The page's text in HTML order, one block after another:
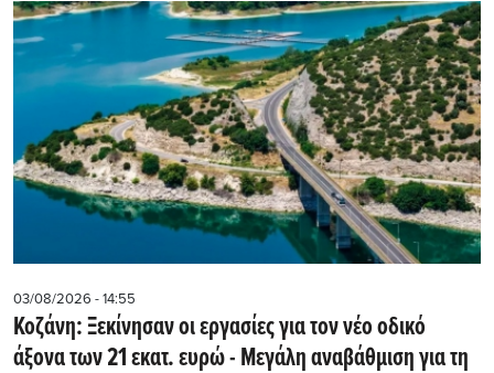
03/08/2026 - 14:55
Κοζάνη: Ξεκίνησαν οι εργασίες για τον νέο οδικό
άξονα των 21 εκατ. ευρώ - Μεγάλη αναβάθμιση για τη